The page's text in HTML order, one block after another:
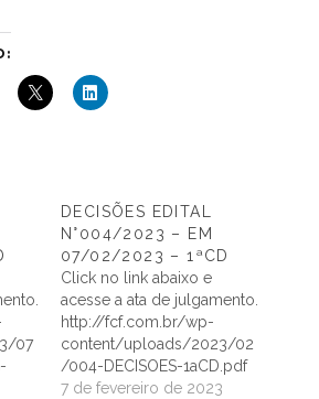
07
DECISÕES EDITAL
N°004/2023 – EM
07/02/2023 – 1ªCD
Click no link abaixo e
acesse a ata de julgamento.
http://fcf.com.br/wp-
content/uploads/2023/02
/004-DECISOES-1aCD.pdf
7 de fevereiro de 2023